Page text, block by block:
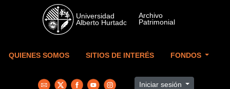
Skip to main content
QUIENES SOMOS SITIOS DE INTERÉS FONDOS
Iniciar sesión